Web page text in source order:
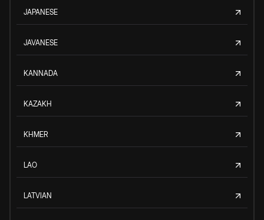
JAPANESE
JAVANESE
KANNADA
KAZAKH
KHMER
LAO
LATVIAN